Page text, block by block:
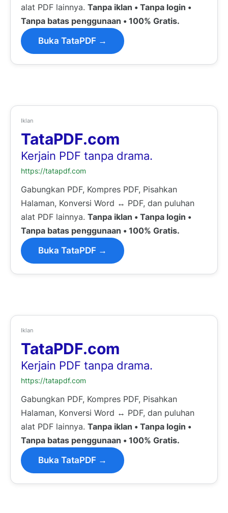
alat PDF lainnya. Tanpa iklan • Tanpa login •
Tanpa batas penggunaan • 100% Gratis.
Buka TataPDF →
Iklan
TataPDF.com
Kerjain PDF tanpa drama.
https://tatapdf.com
Gabungkan PDF, Kompres PDF, Pisahkan
Halaman, Konversi Word ↔ PDF, dan puluhan
alat PDF lainnya. Tanpa iklan • Tanpa login •
Tanpa batas penggunaan • 100% Gratis.
Buka TataPDF →
Iklan
TataPDF.com
Kerjain PDF tanpa drama.
https://tatapdf.com
Gabungkan PDF, Kompres PDF, Pisahkan
Halaman, Konversi Word ↔ PDF, dan puluhan
alat PDF lainnya. Tanpa iklan • Tanpa login •
Tanpa batas penggunaan • 100% Gratis.
Buka TataPDF →